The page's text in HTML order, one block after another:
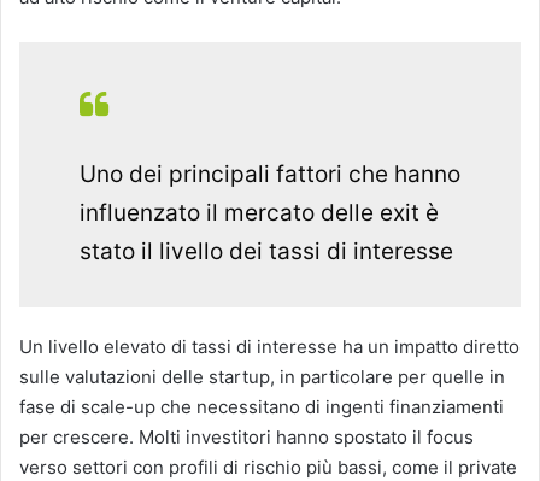
Uno dei principali fattori che hanno
influenzato il mercato delle exit è
stato il livello dei tassi di interesse
Un livello elevato di tassi di interesse ha un impatto diretto
sulle valutazioni delle startup, in particolare per quelle in
fase di scale-up che necessitano di ingenti finanziamenti
per crescere. Molti investitori hanno spostato il focus
verso settori con profili di rischio più bassi, come il private